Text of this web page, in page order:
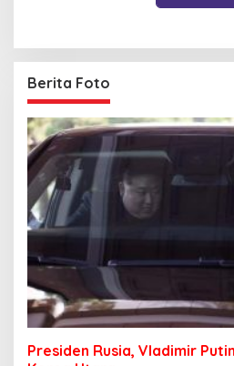
Berita Foto
Presiden Rusia, Vladimir